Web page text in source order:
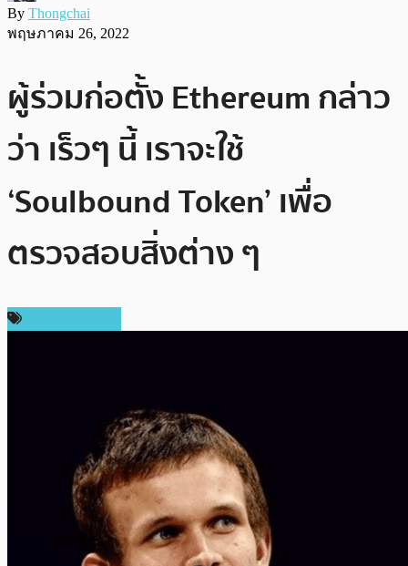
By Thongchai
พฤษภาคม 26, 2022
ผู้ร่วมก่อตั้ง Ethereum กล่าว
ว่า เร็วๆ นี้ เราจะใช้
‘Soulbound Token’ เพื่อ
ตรวจสอบสิ่งต่าง ๆ